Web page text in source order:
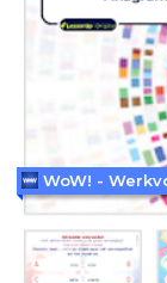
WoW! -